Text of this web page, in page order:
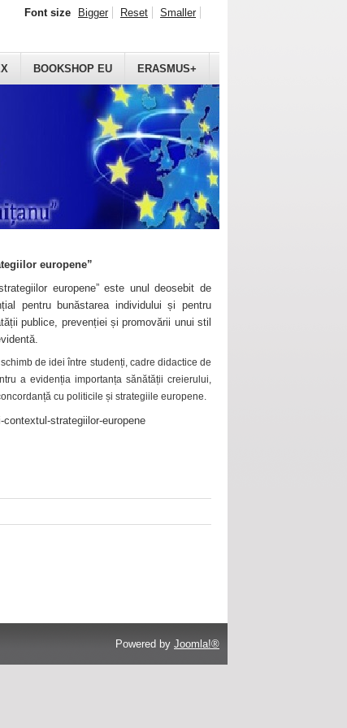
BOOKSHOP EU ERASMUS+
Font size Bigger Reset Smaller
europene”
europene” este unul deosebit de
pentru bunăstarea individului și pentru
publice, prevenției și promovării unui stil
de idei între studenți, cadre didactice de
a evidenția importanța sănătății creierului,
cu politicile și strategiile europene.
strategiilor-europene
Powered by Joomla!®